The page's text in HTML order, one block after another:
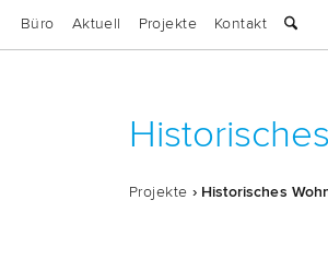
Büro Aktuell Projekte Kontakt
Pro­jek­te › His­to­ri­sches